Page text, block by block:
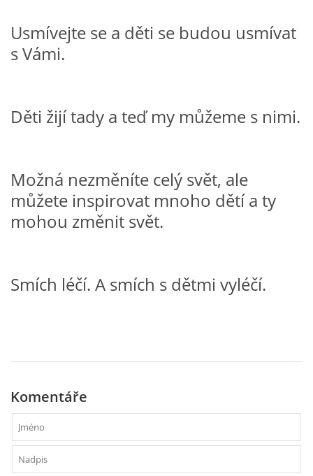
HALLOWEEN
SVATÝ MARTIN
SVATÁ BARBORA 4.12.
MASOPUST
KREATIVNÍ OVOCNÉ A ZELENINOVÉ MLSÁNÍ
RECENZE NA KNIHY
Usmívejte se a děti se budou usmívat
s Vámi.
Děti žijí tady a teď my můžeme s nimi.
Možná nezměníte celý svět, ale
můžete inspirovat mnoho dětí a ty
mohou změnit svět.
Smích léčí. A smích s dětmi vyléčí.
Komentáře